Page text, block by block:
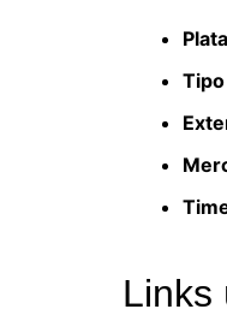
Links